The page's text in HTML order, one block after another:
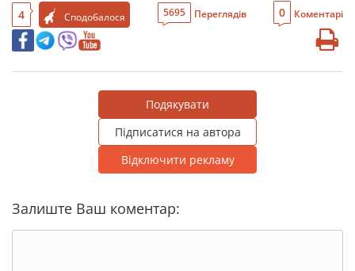
4 Сподобалося 5695 Переглядів 0 Коментарі
Подякувати
Підписатися на автора
Відключити рекламу
Залиште Ваш коментар: